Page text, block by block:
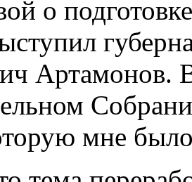
о
Артамонов.
мне